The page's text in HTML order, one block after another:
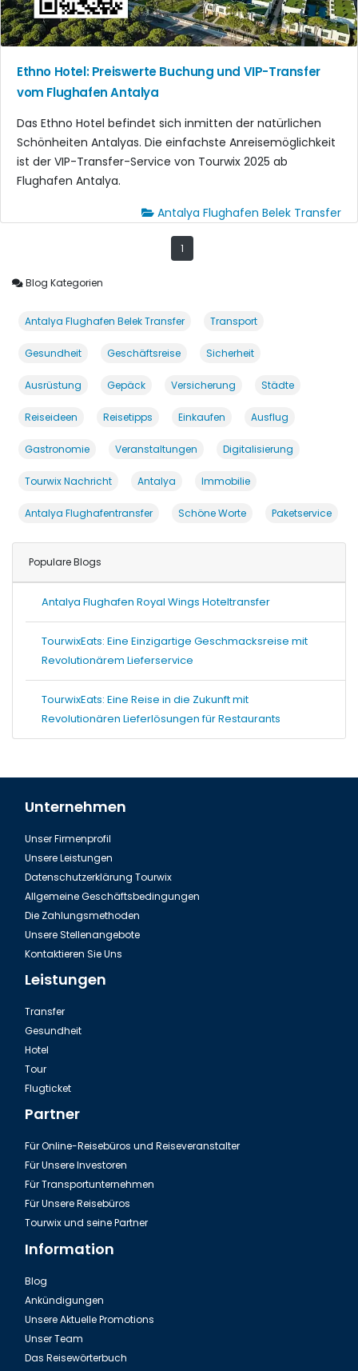
Ethno Hotel: Preiswerte Buchung und VIP-Transfer
vom Flughafen Antalya
Das Ethno Hotel befindet sich inmitten der natürlichen
Schönheiten Antalyas. Die einfachste Anreisemöglichkeit
ist der VIP-Transfer-Service von Tourwix 2025 ab
Flughafen Antalya.
Antalya Flughafen Belek Transfer
1
Blog Kategorien
Antalya Flughafen Belek Transfer Transport
Gesundheit Geschäftsreise Sicherheit
Ausrüstung Gepäck Versicherung Städte
Reiseideen Reisetipps Einkaufen Ausflug
Gastronomie Veranstaltungen Digitalisierung
Tourwix Nachricht Antalya Immobilie
Antalya Flughafentransfer Schöne Worte Paketservice
Populare Blogs
Antalya Flughafen Royal Wings Hoteltransfer
TourwixEats: Eine Einzigartige Geschmacksreise mit
Revolutionärem Lieferservice
TourwixEats: Eine Reise in die Zukunft mit
Revolutionären Lieferlösungen für Restaurants
Unternehmen
Unser Firmenprofil
Unsere Leistungen
Datenschutzerklärung Tourwix
Allgemeine Geschäftsbedingungen
Die Zahlungsmethoden
Unsere Stellenangebote
Kontaktieren Sie Uns
Leistungen
Transfer
Gesundheit
Hotel
Tour
Flugticket
Partner
Für Online-Reisebüros und Reiseveranstalter
Für Unsere Investoren
Für Transportunternehmen
Für Unsere Reisebüros
Tourwix und seine Partner
Information
Blog
Ankündigungen
Unsere Aktuelle Promotions
Unser Team
Das Reisewörterbuch